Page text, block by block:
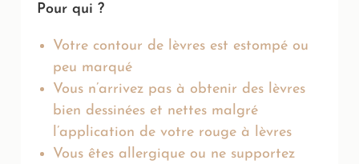
Pour qui ?
Votre contour de lèvres est estompé ou
peu marqué
Vous n’arrivez pas à obtenir des lèvres
bien dessinées et nettes malgré
l’application de votre rouge à lèvres
Vous êtes allergique ou ne supportez